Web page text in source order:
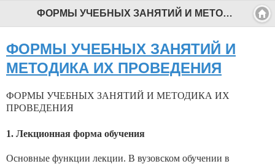
ФОРМЫ УЧЕБНЫХ ЗАНЯТИЙ И МЕТОДИКА ИХ ПРОВЕДЕНИЯ - Профессиональный педагог
ФОРМЫ УЧЕБНЫХ ЗАНЯТИЙ И
МЕТОДИКА ИХ ПРОВЕДЕНИЯ
ФОРМЫ УЧЕБНЫХ ЗАНЯТИЙ И МЕТОДИКА ИХ
ПРОВЕДЕНИЯ
1. Лекционная форма обучения
Основные функции лекции. В вузовском обучении в